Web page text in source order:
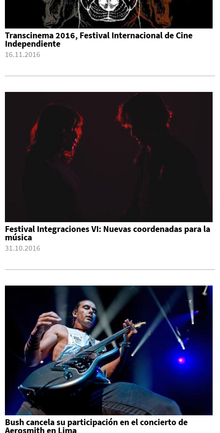
Transcinema 2016, Festival Internacional de Cine
Independiente
16.11.2016
Festival Integraciones VI: Nuevas coordenadas para la
música
31.10.2016
Bush cancela su participación en el concierto de
Aerosmith en Lima